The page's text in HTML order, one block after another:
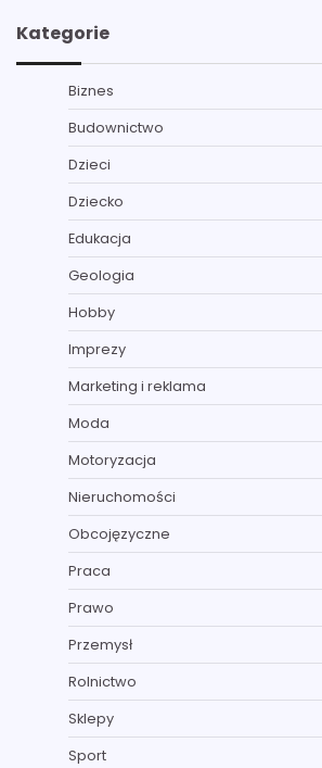
Kategorie
Biznes
Budownictwo
Dzieci
Dziecko
Edukacja
Geologia
Hobby
Imprezy
Marketing i reklama
Moda
Motoryzacja
Nieruchomości
Obcojęzyczne
Praca
Prawo
Przemysł
Rolnictwo
Sklepy
Sport